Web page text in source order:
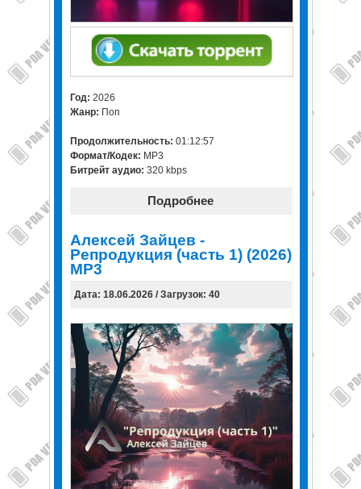
Год: 2026
Жанр: Поп
Продолжительность: 01:12:57
Формат/Кодек: MP3
Битрейт аудио: 320 kbps
Подробнее
Алексей Зайцев -
Репродукция (часть 1) (2026)
MP3
Дата: 18.06.2026 / Загрузок: 40